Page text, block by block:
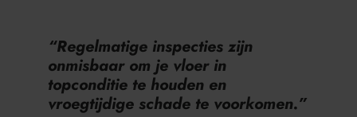
“Regelmatige inspecties zijn
onmisbaar om je vloer in
topconditie te houden en
vroegtijdige schade te voorkomen.”